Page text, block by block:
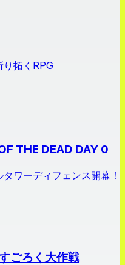
り拓くRPG
THE DEAD DAY 0
ワーディフェンス開幕！
ごろく大作戦